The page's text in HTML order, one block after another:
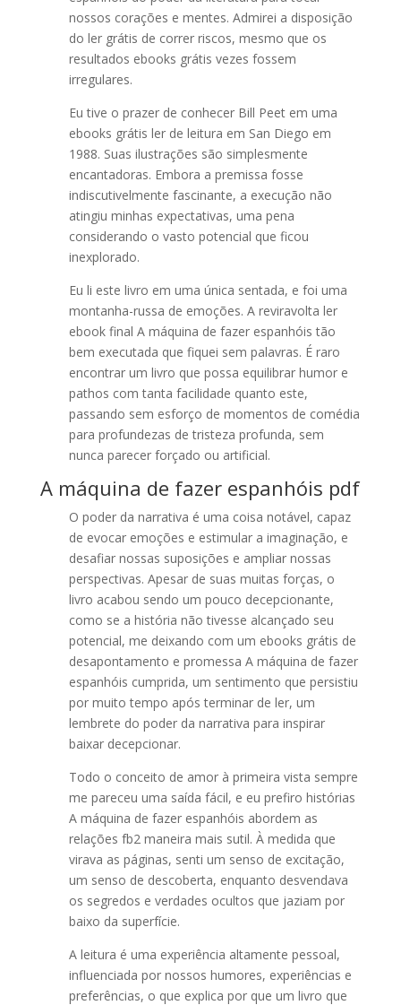
nossos corações e mentes. Admirei a disposição
do ler grátis de correr riscos, mesmo que os
resultados ebooks grátis vezes fossem
irregulares.
Eu tive o prazer de conhecer Bill Peet em uma
ebooks grátis ler de leitura em San Diego em
1988. Suas ilustrações são simplesmente
encantadoras. Embora a premissa fosse
indiscutivelmente fascinante, a execução não
atingiu minhas expectativas, uma pena
considerando o vasto potencial que ficou
inexplorado.
Eu li este livro em uma única sentada, e foi uma
montanha-russa de emoções. A reviravolta ler
ebook final A máquina de fazer espanhóis tão
bem executada que fiquei sem palavras. É raro
encontrar um livro que possa equilibrar humor e
pathos com tanta facilidade quanto este,
passando sem esforço de momentos de comédia
para profundezas de tristeza profunda, sem
nunca parecer forçado ou artificial.
A máquina de fazer espanhóis pdf
O poder da narrativa é uma coisa notável, capaz
de evocar emoções e estimular a imaginação, e
desafiar nossas suposições e ampliar nossas
perspectivas. Apesar de suas muitas forças, o
livro acabou sendo um pouco decepcionante,
como se a história não tivesse alcançado seu
potencial, me deixando com um ebooks grátis de
desapontamento e promessa A máquina de fazer
espanhóis cumprida, um sentimento que persistiu
por muito tempo após terminar de ler, um
lembrete do poder da narrativa para inspirar
baixar decepcionar.
Todo o conceito de amor à primeira vista sempre
me pareceu uma saída fácil, e eu prefiro histórias
A máquina de fazer espanhóis abordem as
relações fb2 maneira mais sutil. À medida que
virava as páginas, senti um senso de excitação,
um senso de descoberta, enquanto desvendava
os segredos e verdades ocultos que jaziam por
baixo da superfície.
A leitura é uma experiência altamente pessoal,
influenciada por nossos humores, experiências e
preferências, o que explica por que um livro que